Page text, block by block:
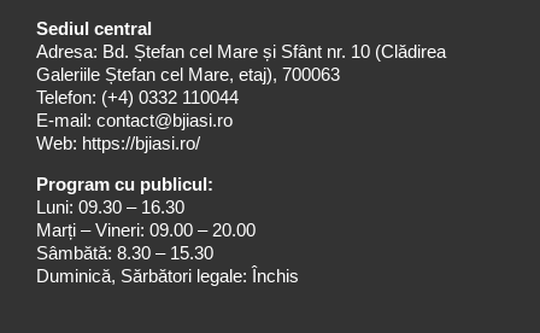
Sediul central
Adresa: Bd. Ștefan cel Mare și Sfânt nr. 10 (Clădirea
Galeriile Ștefan cel Mare, etaj), 700063
Telefon: (+4) 0332 110044
E-mail: contact@bjiasi.ro
Web: https://bjiasi.ro/
Program cu publicul:
Luni: 09.30 – 16.30
Marți – Vineri: 09.00 – 20.00
Sâmbătă: 8.30 – 15.30
Duminică, Sărbători legale: Închis